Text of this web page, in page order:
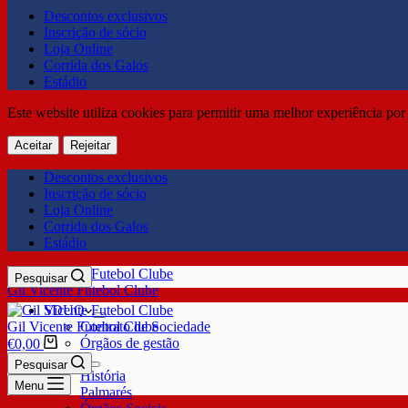
Descontos exclusivos
Inscrição de sócio
Loja Online
Corrida dos Galos
Estádio
Este website utiliza cookies para permitir uma melhor experiência
Aceitar Rejeitar
Descontos exclusivos
Inscrição de sócio
Loja Online
Corrida dos Galos
Estádio
Gil Vicente Futebol Clube
Pesquisar
SDUQ
Contrato de Sociedade
Órgãos de gestão
Clube
História
Palmarés
Gil Vicente Futebol Clube
€0,00
Pesquisar
Menu